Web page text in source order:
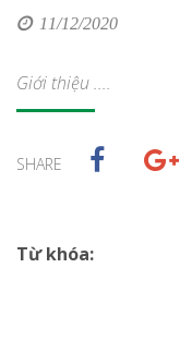
11/12/2020
Giới thiệu ....
SHARE
Từ khóa: